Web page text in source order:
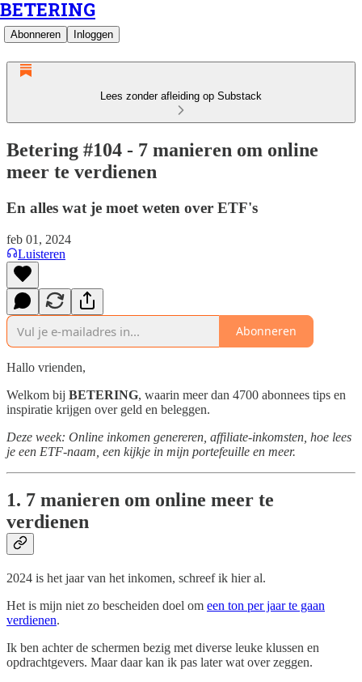
BETERING
Abonneren Inloggen
Lees zonder afleiding op Substack
Betering #104 - 7 manieren om online
meer te verdienen
En alles wat je moet weten over ETF's
feb 01, 2024
Luisteren
Abonneren
Hallo vrienden,
Welkom bij BETERING, waarin meer dan 4700 abonnees tips en
inspiratie krijgen over geld en beleggen.
Deze week: Online inkomen genereren, affiliate-inkomsten, hoe lees
je een ETF-naam, een kijkje in mijn portefeuille en meer.
1. 7 manieren om online meer te
verdienen
2024 is het jaar van het inkomen, schreef ik hier al.
Het is mijn niet zo bescheiden doel om een ton per jaar te gaan
verdienen.
Ik ben achter de schermen bezig met diverse leuke klussen en
opdrachtgevers. Maar daar kan ik pas later wat over zeggen.